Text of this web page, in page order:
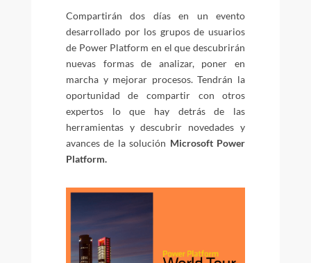
Compartirán dos días en un evento
desarrollado por los grupos de usuarios
de Power Platform en el que descubrirán
nuevas formas de analizar, poner en
marcha y mejorar procesos. Tendrán la
oportunidad de compartir con otros
expertos lo que hay detrás de las
herramientas y descubrir novedades y
avances de la solución Microsoft Power
Platform.